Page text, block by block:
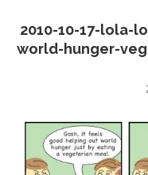
2010-10-17-lola-
world-hunger-